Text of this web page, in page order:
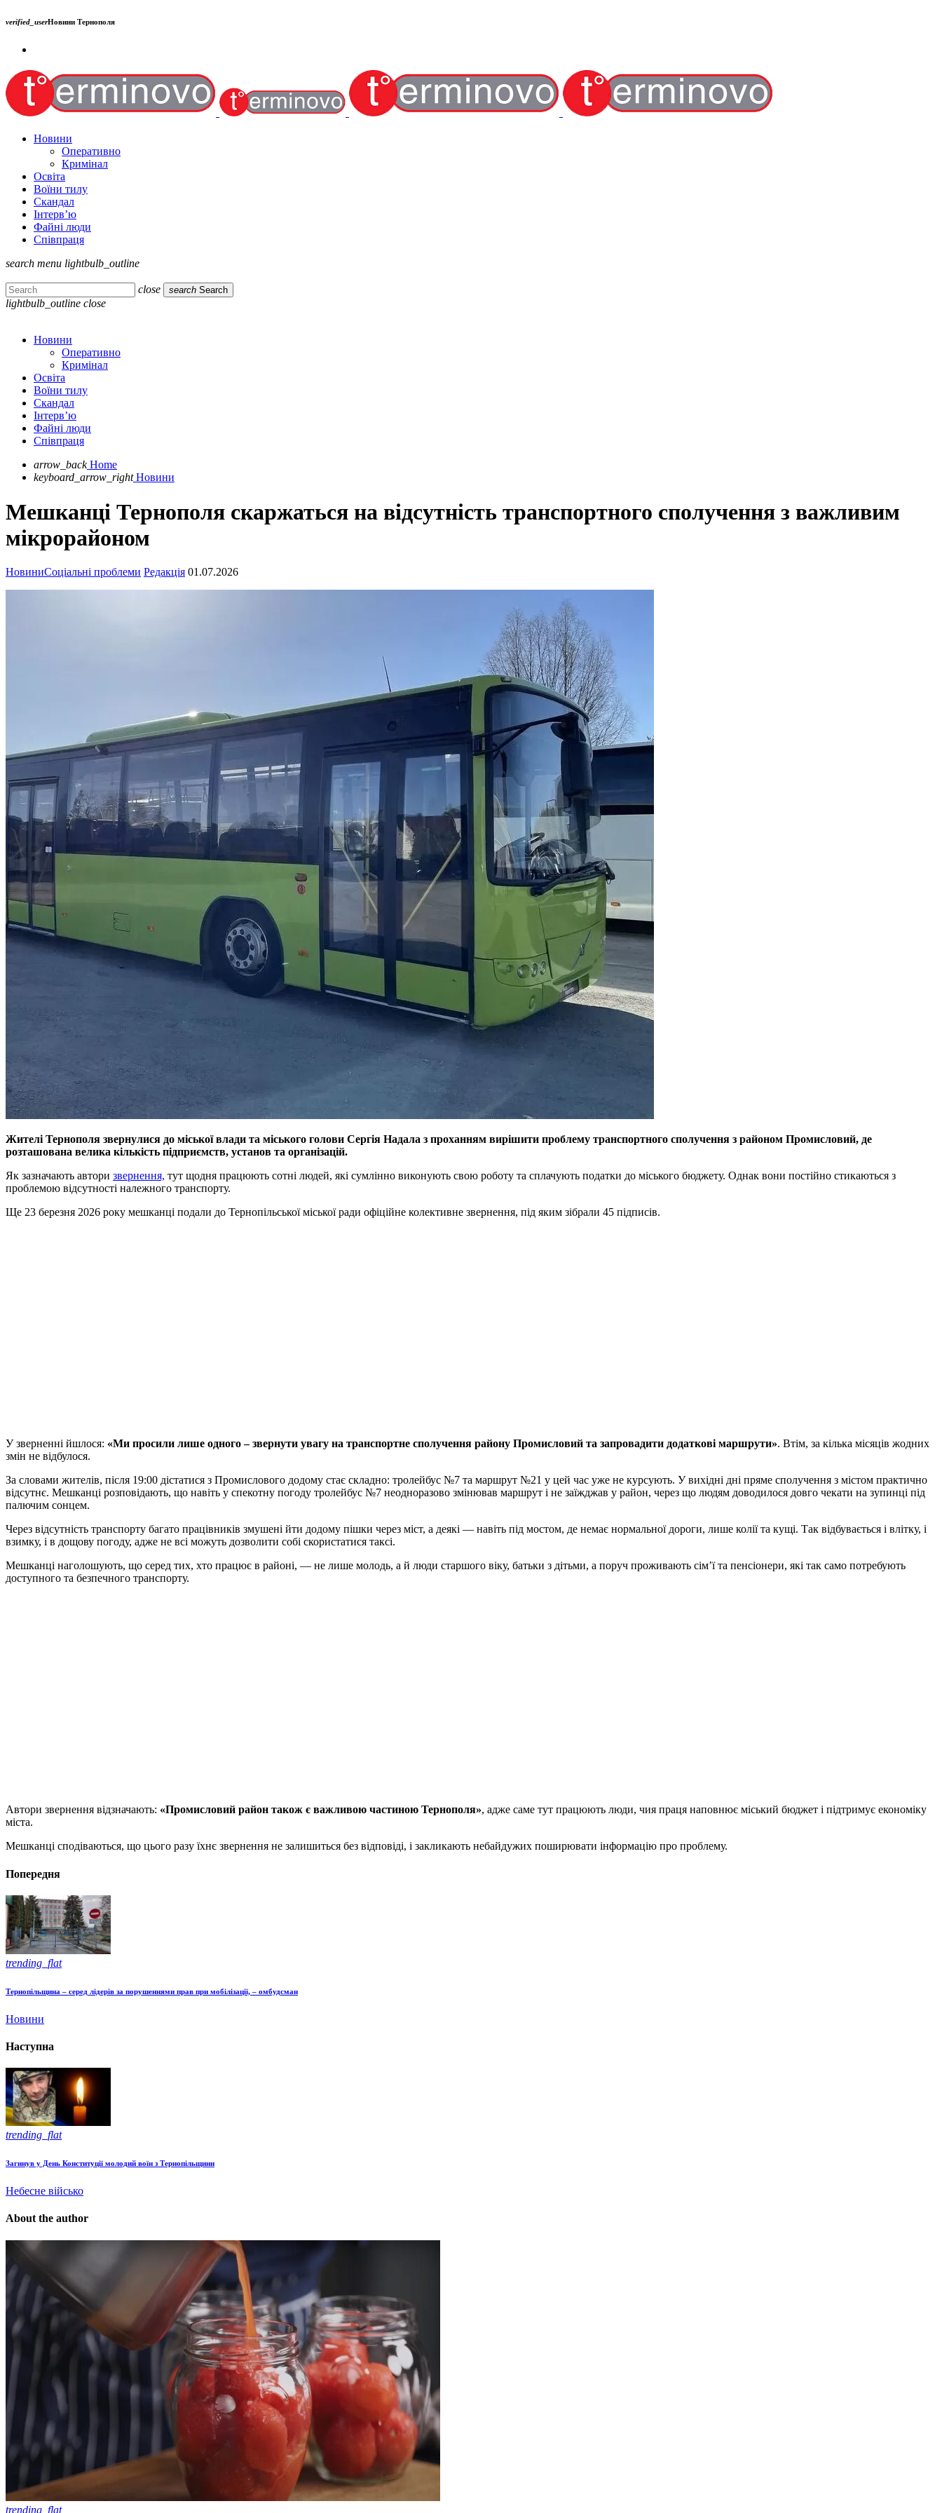
verified_userНовини Тернополя
Новини
Оперативно
Кримінал
Освіта
Воїни тилу
Скандал
Інтерв’ю
Файні люди
Співпраця
search menu lightbulb_outline
close search Search
lightbulb_outline close
Новини
Оперативно
Кримінал
Освіта
Воїни тилу
Скандал
Інтерв’ю
Файні люди
Співпраця
arrow_back Home
keyboard_arrow_right Новини
Мешканці Тернополя скаржаться на відсутність транспортного сполучення з важливим
мікрорайоном
НовиниСоціальні проблеми Редакція 01.07.2026
Жителі Тернополя звернулися до міської влади та міського голови Сергія Надала з проханням вирішити проблему транспортного сполучення з районом Промисловий, де
розташована велика кількість підприємств, установ та організацій.
Як зазначають автори звернення, тут щодня працюють сотні людей, які сумлінно виконують свою роботу та сплачують податки до міського бюджету. Однак вони постійно стикаються з
проблемою відсутності належного транспорту.
Ще 23 березня 2026 року мешканці подали до Тернопільської міської ради офіційне колективне звернення, під яким зібрали 45 підписів.
У зверненні йшлося: «Ми просили лише одного – звернути увагу на транспортне сполучення району Промисловий та запровадити додаткові маршрути». Втім, за кілька місяців жодних
змін не відбулося.
За словами жителів, після 19:00 дістатися з Промислового додому стає складно: тролейбус №7 та маршрут №21 у цей час уже не курсують. У вихідні дні пряме сполучення з містом практично
відсутнє. Мешканці розповідають, що навіть у спекотну погоду тролейбус №7 неодноразово змінював маршрут і не заїжджав у район, через що людям доводилося довго чекати на зупинці під
палючим сонцем.
Через відсутність транспорту багато працівників змушені йти додому пішки через міст, а деякі — навіть під мостом, де немає нормальної дороги, лише колії та кущі. Так відбувається і влітку, і
взимку, і в дощову погоду, адже не всі можуть дозволити собі скористатися таксі.
Мешканці наголошують, що серед тих, хто працює в районі, — не лише молодь, а й люди старшого віку, батьки з дітьми, а поруч проживають сім’ї та пенсіонери, які так само потребують
доступного та безпечного транспорту.
Автори звернення відзначають: «Промисловий район також є важливою частиною Тернополя», адже саме тут працюють люди, чия праця наповнює міський бюджет і підтримує економіку
міста.
Мешканці сподіваються, що цього разу їхнє звернення не залишиться без відповіді, і закликають небайдужих поширювати інформацію про проблему.
Попередня
trending_flat
Тернопільщина – серед лідерів за порушеннями прав при мобілізації, – омбудсман
Новини
Наступна
trending_flat
Загинув у День Конституції молодий воїн з Тернопільщини
Небесне військо
About the author
trending_flat